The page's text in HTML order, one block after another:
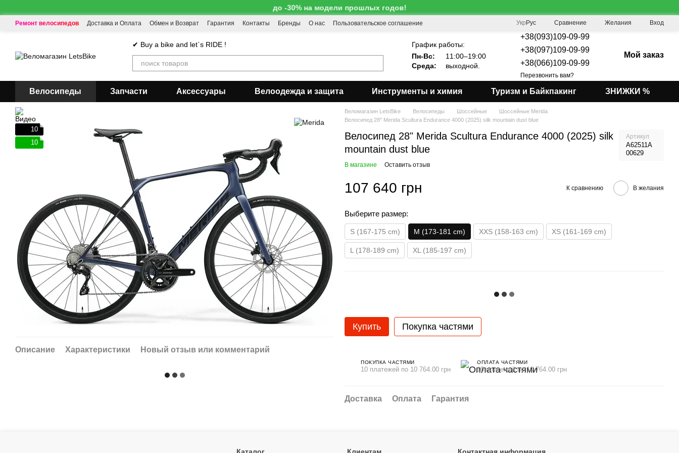
до -30% на модели прошлых годов!
Ремонт велосипедов Доставка и Оплата Обмен и Возврат Гарантия Контакты Бренды О нас Пользовательское соглашение Укр Рус Сравнение Желания Вход
✔ Buy a bike and let`s RIDE !
График работы:
Пн-Вс:
11:00–19:00
Среда:
выходной.
+38(093)109-09-99
+38(097)109-09-99
+38(066)109-09-99
Перезвонить вам?
Мой заказ
Велосипеды Запчасти Аксессуары Велоодежда и защита Инструменты и химия Туризм и Байкпакинг ЗНИЖКИ %
10
10
Описание Характеристики Новый отзыв или комментарий
Веломагазин LetsBike Велосипеды Шоссейные
Шоссейные Merida
Велосипед 28" Merida Scultura Endurance 4000 (2025) silk mountain dust blue
Велосипед 28" Merida Scultura Endurance 4000 (2025) silk
mountain dust blue
Артикул
A62511A
00629
В магазине Оставить отзыв
107 640 грн К сравнению В желания
Выберите размер:
S (167-175 cm) M (173-181 cm) XXS (158-163 cm) XS (161-169 cm)
L (178-189 cm) XL (185-197 cm)
Купить Покупка частями
ПОКУПКА ЧАСТЯМИ
10 платежей по 10 764.00 грн
ОПЛАТА ЧАСТЯМИ
10 платежей по 10 764.00 грн
Доставка Оплата Гарантия